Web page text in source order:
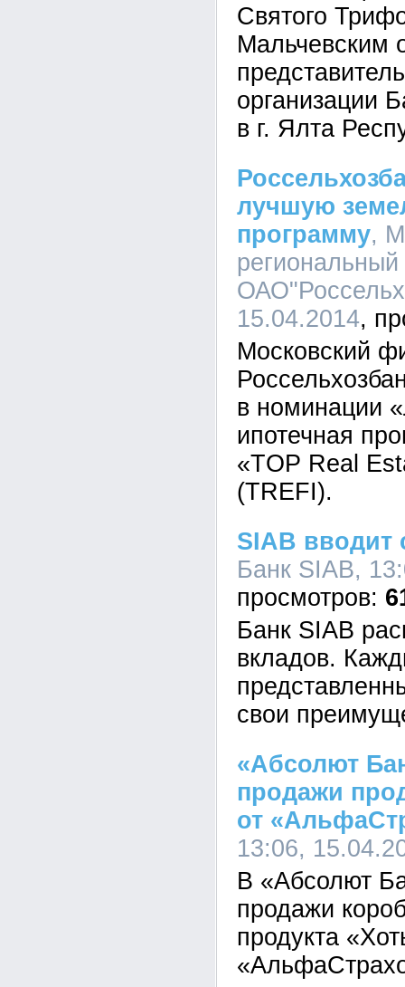
Святого
Мальчевским
организации
в г. Ялта
лучшую
программу,
15.04.2014
Московский
в номинации
ипотечная
«TOP Real
(TREFI).
SIAB вводит
Банк SIAB,
Банк SIAB
вкладов.
свои
«Абсолют
продажи
от
13:06,
В «Абсолют
продажи
продукта